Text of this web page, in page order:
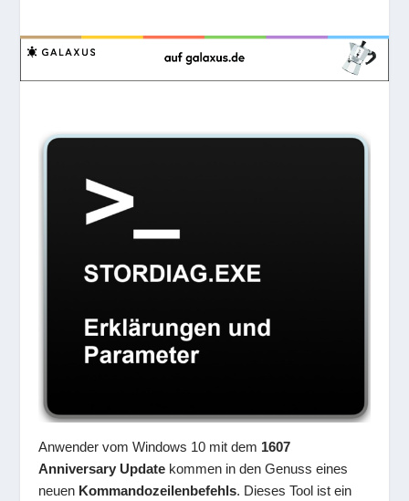
Anwender vom Windows 10 mit dem 1607
Anniversary Update kommen in den Genuss eines
neuen Kommandozeilenbefehls. Dieses Tool ist ein